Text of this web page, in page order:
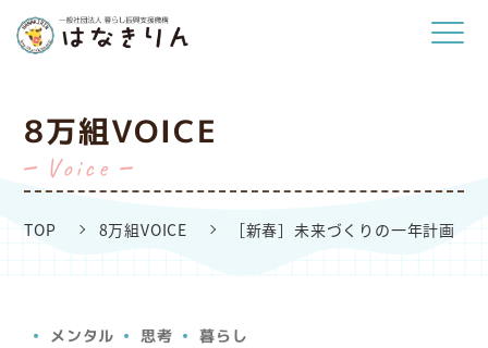
8万組VOICE
Voice
TOP 8万組VOICE ［新春］未来づくりの一年計画
メンタル 思考 暮らし